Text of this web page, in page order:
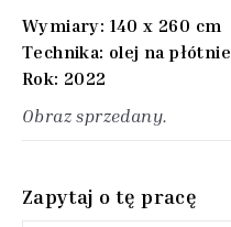
Wymiary: 140 x 260 cm
Technika: olej na płótnie
Rok: 2022
Obraz sprzedany.
Zapytaj o tę pracę